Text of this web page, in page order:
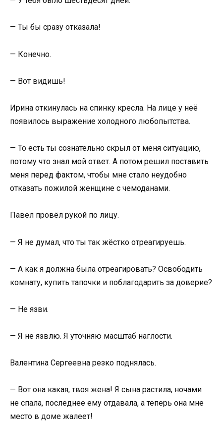
— Ты бы сразу отказала!
— Конечно.
— Вот видишь!
Ирина откинулась на спинку кресла. На лице у неё
появилось выражение холодного любопытства.
— То есть ты сознательно скрыл от меня ситуацию,
потому что знал мой ответ. А потом решил поставить
меня перед фактом, чтобы мне стало неудобно
отказать пожилой женщине с чемоданами.
Павел провёл рукой по лицу.
— Я не думал, что ты так жёстко отреагируешь.
— А как я должна была отреагировать? Освободить
комнату, купить тапочки и поблагодарить за доверие?
— Не язви.
— Я не язвлю. Я уточняю масштаб наглости.
Валентина Сергеевна резко поднялась.
— Вот она какая, твоя жена! Я сына растила, ночами
не спала, последнее ему отдавала, а теперь она мне
место в доме жалеет!